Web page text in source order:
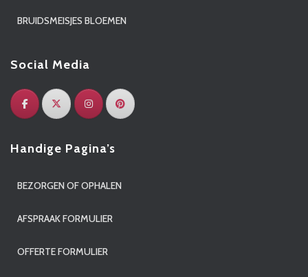
BRUIDSMEISJES BLOEMEN
Social Media
Handige Pagina’s
BEZORGEN OF OPHALEN
AFSPRAAK FORMULIER
OFFERTE FORMULIER